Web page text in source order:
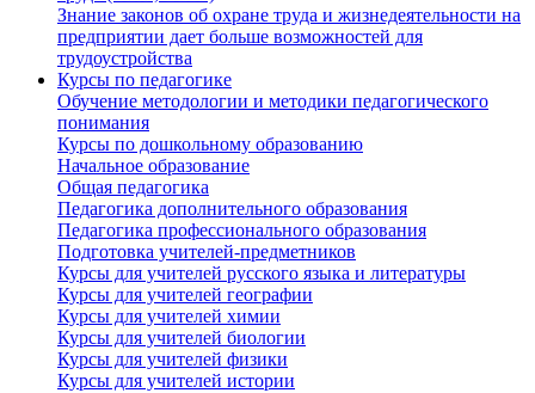
Знание законов об охране труда и жизнедеятельности на
предприятии дает больше возможностей для
трудоустройства
Курсы по педагогике
Обучение методологии и методики педагогического
понимания
Курсы по дошкольному образованию
Начальное образование
Общая педагогика
Педагогика дополнительного образования
Педагогика профессионального образования
Подготовка учителей-предметников
Курсы для учителей русского языка и литературы
Курсы для учителей географии
Курсы для учителей химии
Курсы для учителей биологии
Курсы для учителей физики
Курсы для учителей истории